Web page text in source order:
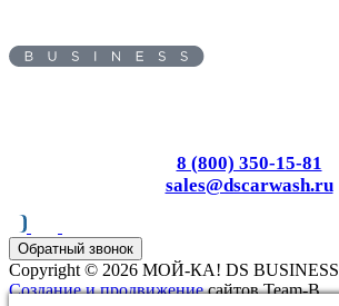
8 (800) 350-15-81
sales@dscarwash.ru
Обратный звонок
Copyright © 2026 МОЙ-КА! DS BUSINESS
Создание и продвижениесайтов Team-B